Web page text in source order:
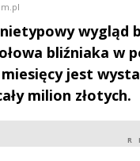
wygląd
bliźniaka
jest
milion złotych.